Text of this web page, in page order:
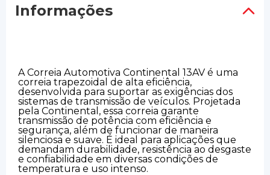
Informações
A Correia Automotiva Continental 13AV é uma
correia trapezoidal de alta eficiência,
desenvolvida para suportar as exigências dos
sistemas de transmissão de veículos. Projetada
pela Continental, essa correia garante
transmissão de potência com eficiência e
segurança, além de funcionar de maneira
silenciosa e suave. É ideal para aplicações que
demandam durabilidade, resistência ao desgaste
e confiabilidade em diversas condições de
temperatura e uso intenso.